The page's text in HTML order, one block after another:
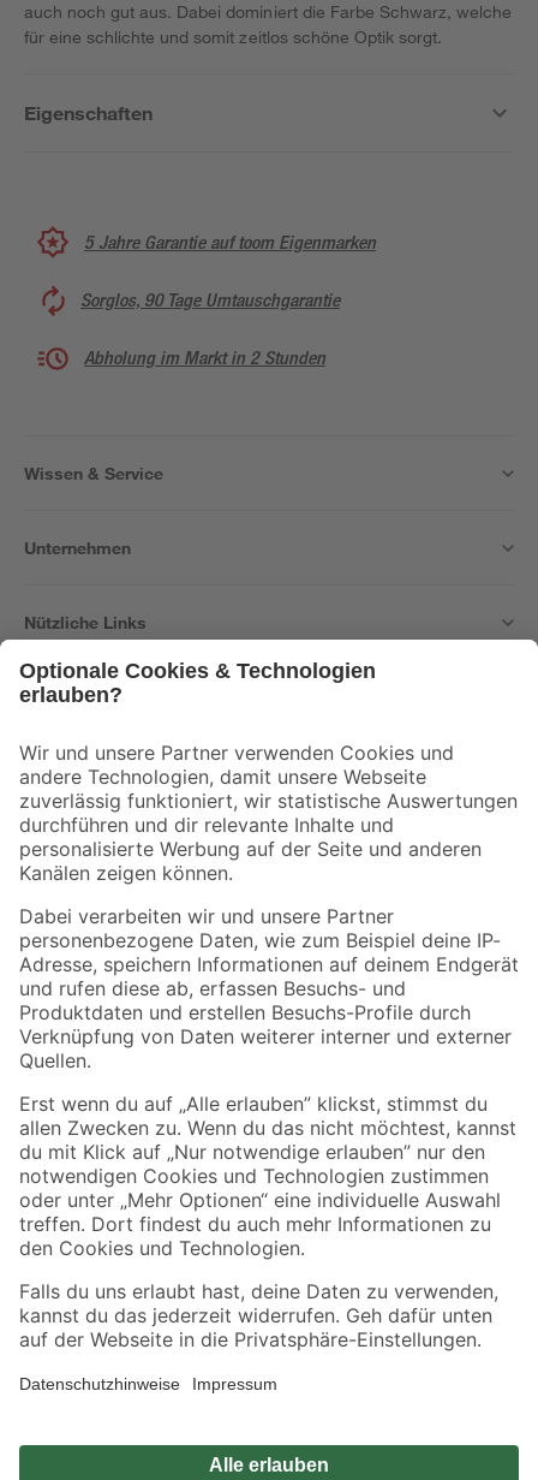
auch noch gut aus. Dabei dominiert die Farbe Schwarz, welche
für eine schlichte und somit zeitlos schöne Optik sorgt.
Eigenschaften
5 Jahre Garantie auf toom Eigenmarken
Sorglos, 90 Tage Umtauschgarantie
Abholung im Markt in 2 Stunden
Wissen & Service
Unternehmen
Nützliche Links
Der toom Newsletter: Keine Angebote und Aktionen mehr verpassen!
Zur Newsletter Anmeldung
Folge uns
Zahlungsarten Versandarten
Sicher einkaufen
Jetzt die toom-App herunterladen
Alle Preisangaben in EUR inkl. gesetzl. MwSt.. Die dargestellten Angebote sind unter
Umständen nicht in allen Märkten verfügbar. Die angegebenen Verfügbarkeiten beziehen
Produkte nur solange der Vorrat reicht.
*Paketversand ab 59 € versandkostenfrei, gilt nicht für Artikel mit Speditionsversand, hier
Privatsphäre Impressum